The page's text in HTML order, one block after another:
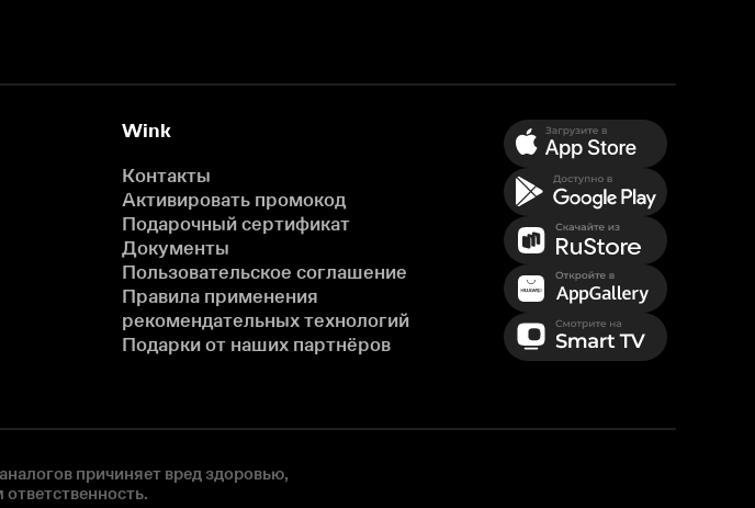
Wink
Контакты
Активировать промокод
Подарочный сертификат
Документы
Пользовательское соглашение
Правила применения
рекомендательных технологий
Подарки от наших партнёров
причиняет вред здоровью,